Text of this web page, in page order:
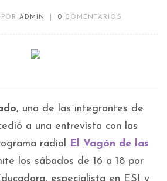
POR ADMIN 0 COMENTARIOS
, una de las integrantes de
a una entrevista con las
radial El Vagón de las
los sábados de 16 a 18 por